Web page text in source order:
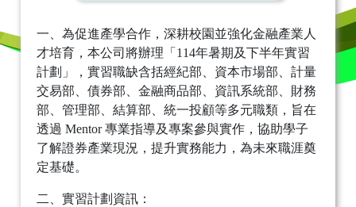
一、為促進產學合作，深耕校園並強化金融產業人
才培育，本公司將辦理「114年暑期及下半年實習
計劃」，實習職缺含括經紀部、資本市場部、計量
交易部、債券部、金融商品部、資訊系統部、財務
部、管理部、結算部、統一投顧等多元職類，旨在
透過 Mentor 專業指導及專案參與實作，協助學子
了解證券產業現況，提升實務能力，為未來職涯奠
定基礎。
二、實習計劃資訊：